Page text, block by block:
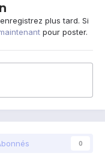
plus tard. Si
pour poster.
0